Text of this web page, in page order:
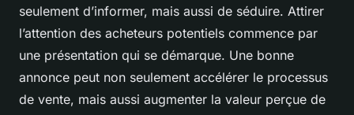
seulement d’informer, mais aussi de séduire. Attirer
l’attention des acheteurs potentiels commence par
une présentation qui se démarque. Une bonne
annonce peut non seulement accélérer le processus
de vente, mais aussi augmenter la valeur perçue de